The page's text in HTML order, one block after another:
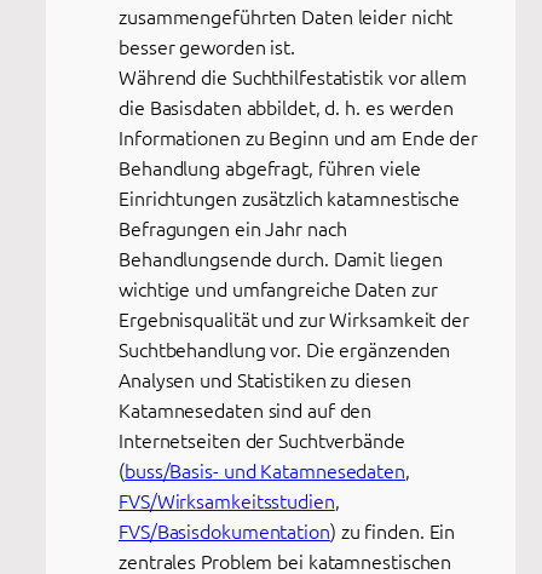
zusammengeführten Daten leider nicht
besser geworden ist.
Während die Suchthilfestatistik vor allem
die Basisdaten abbildet, d. h. es werden
Informationen zu Beginn und am Ende der
Behandlung abgefragt, führen viele
Einrichtungen zusätzlich katamnestische
Befragungen ein Jahr nach
Behandlungsende durch. Damit liegen
wichtige und umfangreiche Daten zur
Ergebnisqualität und zur Wirksamkeit der
Suchtbehandlung vor. Die ergänzenden
Analysen und Statistiken zu diesen
Katamnesedaten sind auf den
Internetseiten der Suchtverbände
(buss/Basis- und Katamnesedaten,
FVS/Wirksamkeitsstudien,
FVS/Basisdokumentation) zu finden. Ein
zentrales Problem bei katamnestischen